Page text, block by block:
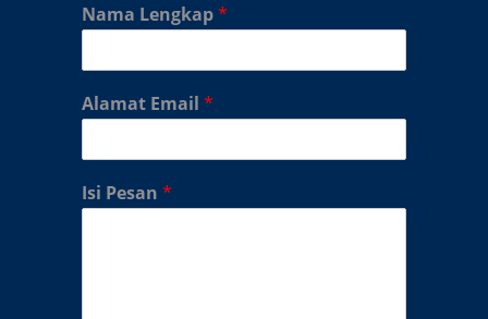
Nama Lengkap*
Alamat Email *
Isi Pesan *